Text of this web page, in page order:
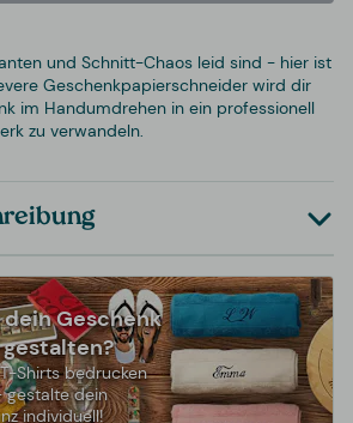
und Schnitt-Chaos leid sind - hier ist
Geschenkpapierschneider wird dir
im Handumdrehen in ein professionell
zu verwandeln.
Geschenk
Shirts bedrucken
gestalte dein
individuell!